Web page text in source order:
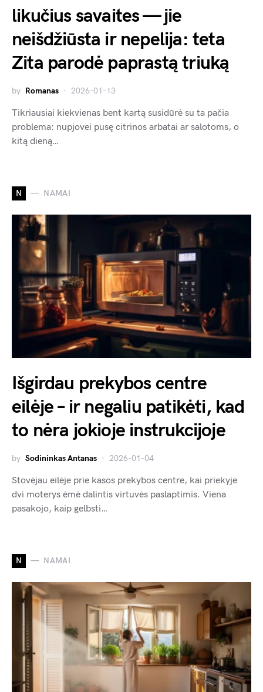
likučius savaites — jie
neišdžiūsta ir nepelija: teta
Zita parodė paprastą triuką
by Romanas 2026-01-13
Tikriausiai kiekvienas bent kartą susidūrė su ta pačia
problema: nupjovei pusę citrinos arbatai ar salotoms, o
kitą dieną…
N NAMAI
Išgirdau prekybos centre
eilėje – ir negaliu patikėti, kad
to nėra jokioje instrukcijoje
by Sodininkas Antanas 2026-01-04
Stovėjau eilėje prie kasos prekybos centre, kai priekyje
dvi moterys ėmė dalintis virtuvės paslaptimis. Viena
pasakojo, kaip gelbsti…
N NAMAI